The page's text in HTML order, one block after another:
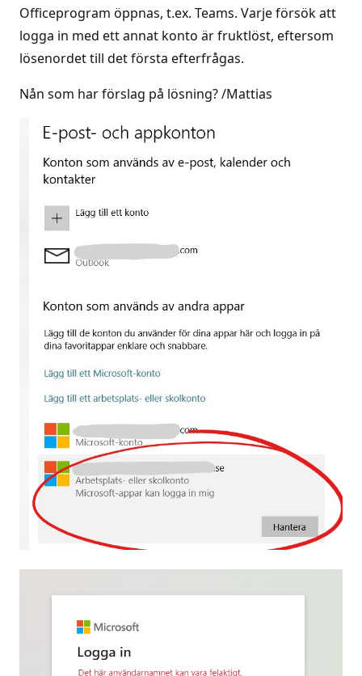
Officeprogram öppnas, t.ex. Teams. Varje försök att
logga in med ett annat konto är fruktlöst, eftersom
lösenordet till det första efterfrågas.
Nån som har förslag på lösning? /Mattias